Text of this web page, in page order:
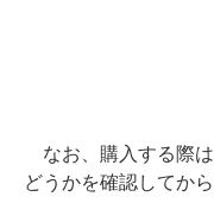
なお、購入する際
どうかを確認してか